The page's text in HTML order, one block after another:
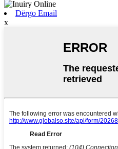
Dërgo Email
x